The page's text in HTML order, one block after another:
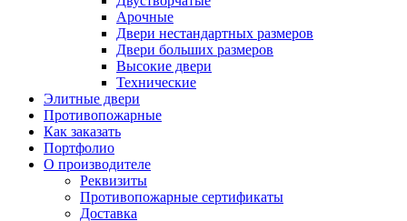
Арочные
Двери нестандартных размеров
Двери больших размеров
Высокие двери
Технические
Элитные двери
Противопожарные
Как заказать
Портфолио
О производителе
Реквизиты
Противопожарные сертификаты
Доставка